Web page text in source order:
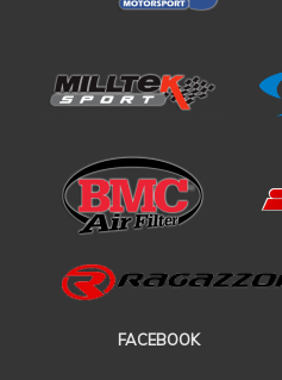
FACEBOOK